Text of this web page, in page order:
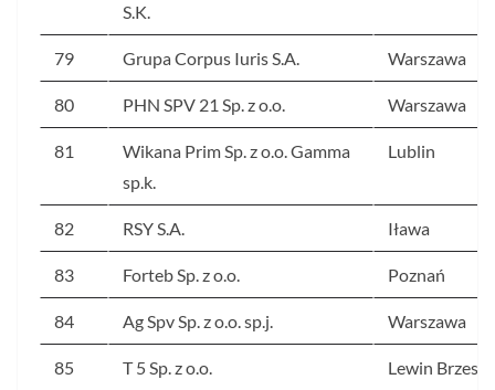
S.K.
79 Grupa Corpus Iuris S.A. Warszawa
80 PHN SPV 21 Sp. z o.o. Warszawa
81
Wikana Prim Sp. z o.o. Gamma
sp.k.
Lublin
82 RSY S.A. Iława
83 Forteb Sp. z o.o. Poznań
84 Ag Spv Sp. z o.o. sp.j. Warszawa
85 T 5 Sp. z o.o. Lewin Brzeski